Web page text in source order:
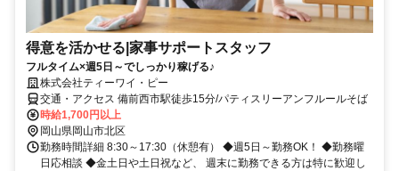
得意を活かせる|家事サポートスタッフ
フルタイム×週5日～でしっかり稼げる♪
株式会社ティーワイ・ピー
交通・アクセス 備前西市駅徒歩15分/パティスリーアンフルールそば
時給1,700円以上
岡山県岡山市北区
勤務時間詳細 8:30～17:30（休憩有） ◆週5日～勤務OK！ ◆勤務曜
日応相談 ◆金土日や土日祝など、 週末に勤務できる方は特に歓迎し